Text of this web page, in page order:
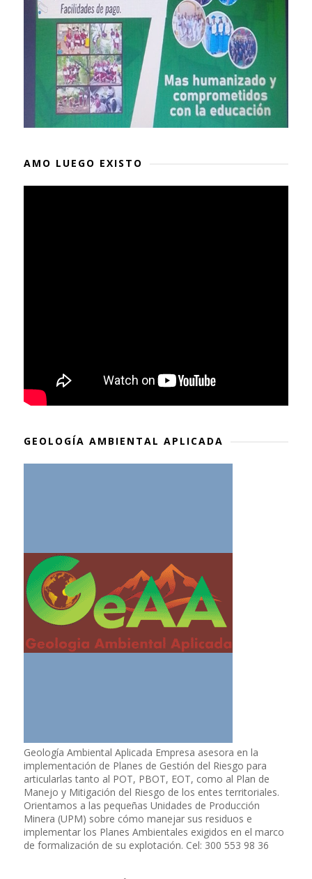
AMO LUEGO EXISTO
GEOLOGÍA AMBIENTAL APLICADA
Geología Ambiental Aplicada Empresa asesora en la
implementación de Planes de Gestión del Riesgo para
articularlas tanto al POT, PBOT, EOT, como al Plan de
Manejo y Mitigación del Riesgo de los entes territoriales.
Orientamos a las pequeñas Unidades de Producción
Minera (UPM) sobre cómo manejar sus residuos e
implementar los Planes Ambientales exigidos en el marco
de formalización de su explotación. Cel: 300 553 98 36